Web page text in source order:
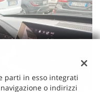
parti in esso integrati
o indirizzi